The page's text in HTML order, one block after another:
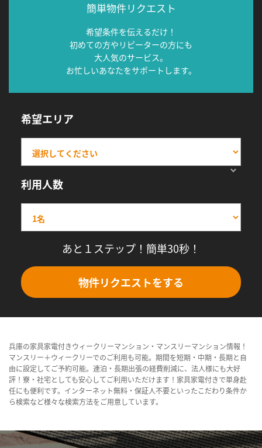
簡単物件リクエスト
希望条件を伝えるだけ！
初めての方やリピーターの方にも
大人気のサービス。
お忙しいあなたをサポートします。
希望エリア
利用人数
あと１ステップ！簡単30秒！
物件リクエストをする
兵庫の家具家電付きウィークリーマンション・マンスリーマンション情報！
マンスリー＋ウィークリーでのご利用も可能。期間を短期・中期・長期と自
由に設定してご予約可能。連泊・長期出張の経費削減に、法人様にも大好
評！寮・社宅としても安心してご利用いただけます！家具家電付きで単身赴
任にも便利です。インターネット無料・保証人不要といったこだわり条件か
ら検索など様々な検索方法をご用意しています。